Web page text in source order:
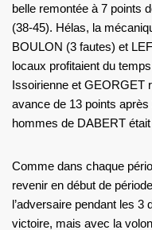
belle remontée à 7 points
(38-45). Hélas, la
BOULON (3 fautes) et
locaux profitaient du
Issoirienne et GEORGET
avance de 13 points
hommes de DABERT
Comme dans chaque
revenir en début de
l’adversaire pendant les
victoire, mais avec la